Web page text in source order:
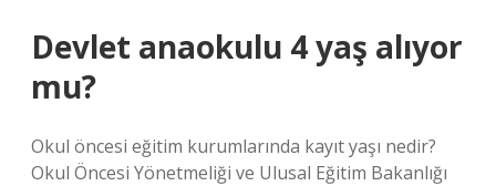
Devlet anaokulu 4 yaş alıyor
mu?
Okul öncesi eğitim kurumlarında kayıt yaşı nedir?
Okul Öncesi Yönetmeliği ve Ulusal Eğitim Bakanlığı